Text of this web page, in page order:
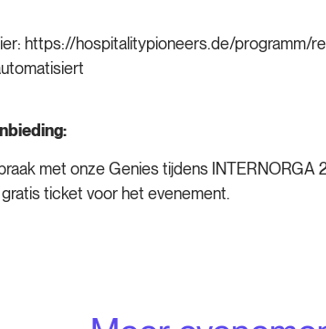
https://hospitalitypioneers.de/programm/
met onze Genies tijdens INTERNORGA
ticket voor het evenement.